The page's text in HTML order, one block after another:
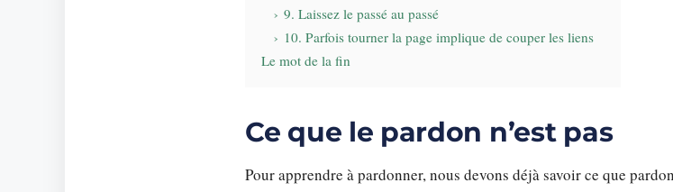
9. Laissez le passé au passé
10. Parfois tourner la page implique de couper les liens
Le mot de la fin
Ce que le pardon n’est pas
Pour apprendre à pardonner, nous devons déjà savoir ce que